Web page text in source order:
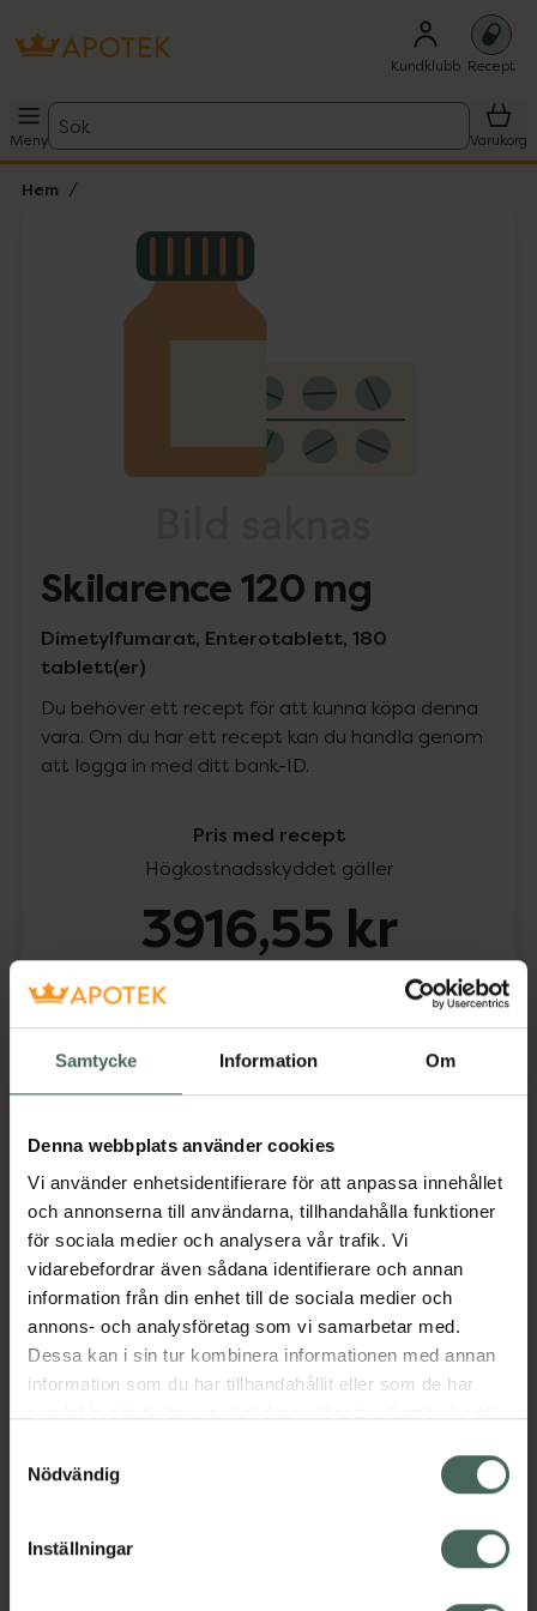
Samtycke Information Om
Denna webbplats använder cookies
Vi använder enhetsidentifierare för att anpassa innehållet
och annonserna till användarna, tillhandahålla funktioner
för sociala medier och analysera vår trafik. Vi
vidarebefordrar även sådana identifierare och annan
information från din enhet till de sociala medier och
annons- och analysföretag som vi samarbetar med.
Dessa kan i sin tur kombinera informationen med annan
information som du har tillhandahållit eller som de har
återkalla ditt samtycke via webbplatsens
cookieinställningar. Ett återkallat samtycke påverkar inte
lagligheten av behandling som skett innan återkallelsen.
Nödvändig
Inställningar
Kundklubb Recept
Meny
Sök
Varukorg
Hem
Lista: . Innehåller 1 objekt.
Skilarence 120 mg
Dimetylfumarat, Enterotablett, 180
tablett(er)
Du behöver ett recept för att kunna köpa denna
vara. Om du har ett recept kan du handla genom
att logga in med ditt bank-ID.
Pris med recept
Högkostnadsskyddet gäller
3916,55 kr
Köp via ditt recept
Beskrivning Dölj
Läs alltid bipacksedeln innan
användning.
EAN:07046265759782
Visa